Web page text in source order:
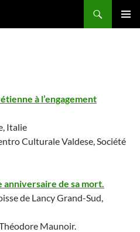
à l’engagement
Italie
Culturale Valdese, Société
de sa mort.
de Lancy Grand-Sud,
Maunoir.